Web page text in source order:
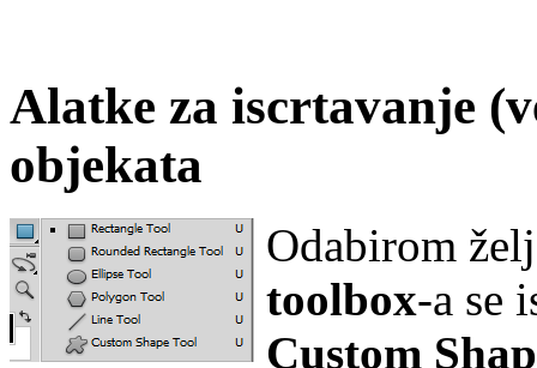
Alatke za iscrtavanje
objekata
Odabirom
toolbox-a se
Custom